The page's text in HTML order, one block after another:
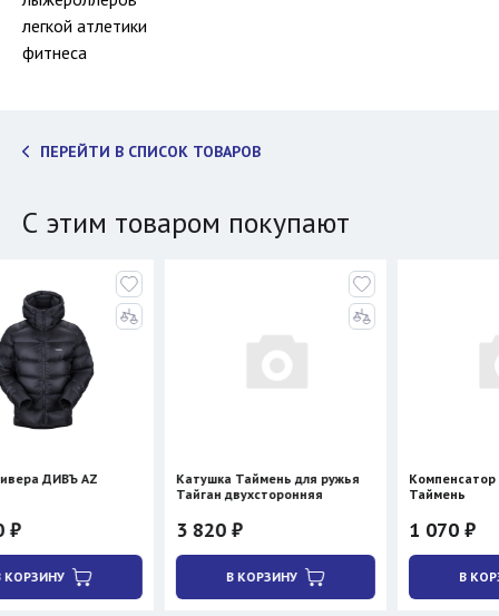
легкой атлетики
фитнеса
ПЕРЕЙТИ В СПИСОК ТОВАРОВ
С этим товаром покупают
Катушка Таймень для ружья
Тайган двухсторонняя
Компенсатор плавучести
Таймень